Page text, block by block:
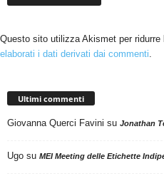
Questo sito utilizza Akismet per ridurre
elaborati i dati derivati dai commenti.
Ultimi commenti
Giovanna Querci Favini su Jonathan
Ugo su MEI Meeting delle Etichette